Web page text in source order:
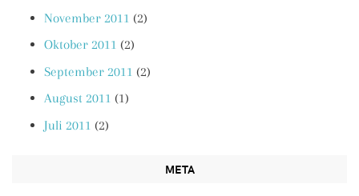
November 2011 (2)
Oktober 2011 (2)
September 2011 (2)
August 2011 (1)
Juli 2011 (2)
META